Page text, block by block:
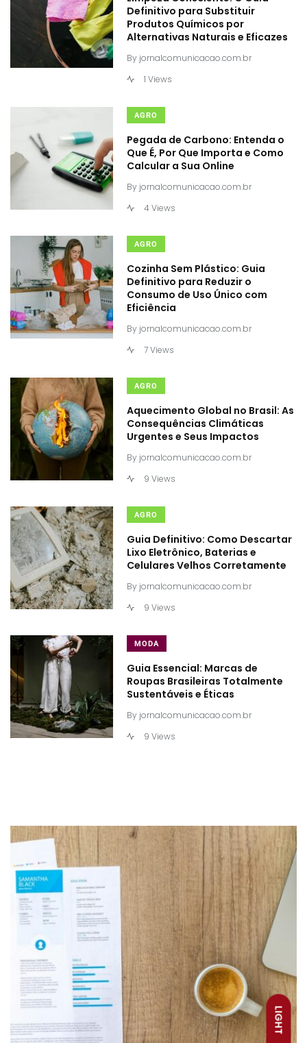
LIGHT
Definitivo para Substituir
Produtos Químicos por
Alternativas Naturais e Eficazes
By jornalcomunicacao.com.br
1 Views
AGRO
Pegada de Carbono: Entenda o
Que É, Por Que Importa e Como
Calcular a Sua Online
By jornalcomunicacao.com.br
4 Views
AGRO
Cozinha Sem Plástico: Guia
Definitivo para Reduzir o
Consumo de Uso Único com
Eficiência
By jornalcomunicacao.com.br
7 Views
AGRO
Aquecimento Global no Brasil: As
Consequências Climáticas
Urgentes e Seus Impactos
By jornalcomunicacao.com.br
9 Views
AGRO
Guia Definitivo: Como Descartar
Lixo Eletrônico, Baterias e
Celulares Velhos Corretamente
By jornalcomunicacao.com.br
9 Views
MODA
Guia Essencial: Marcas de
Roupas Brasileiras Totalmente
Sustentáveis e Éticas
By jornalcomunicacao.com.br
9 Views